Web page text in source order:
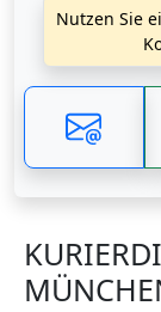
Nutzen Sie